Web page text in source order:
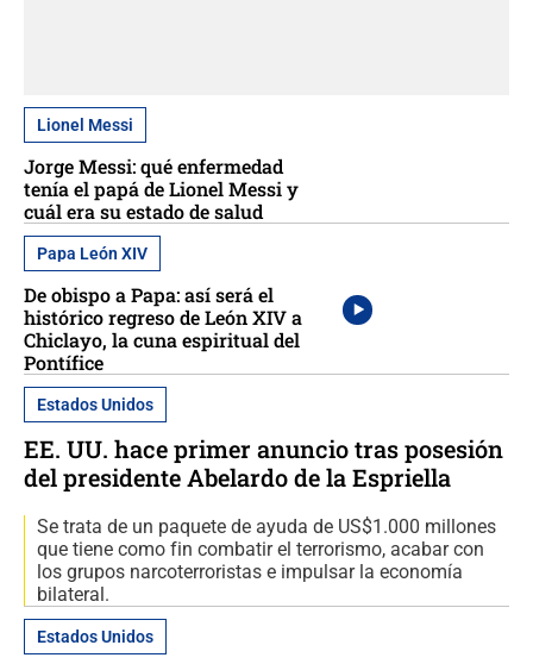
Lionel Messi
Jorge Messi: qué enfermedad
tenía el papá de Lionel Messi y
cuál era su estado de salud
Papa León XIV
De obispo a Papa: así será el
histórico regreso de León XIV a
Chiclayo, la cuna espiritual del
Pontífice
Estados Unidos
EE. UU. hace primer anuncio tras posesión
del presidente Abelardo de la Espriella
Se trata de un paquete de ayuda de US$1.000 millones
que tiene como fin combatir el terrorismo, acabar con
los grupos narcoterroristas e impulsar la economía
bilateral.
Estados Unidos